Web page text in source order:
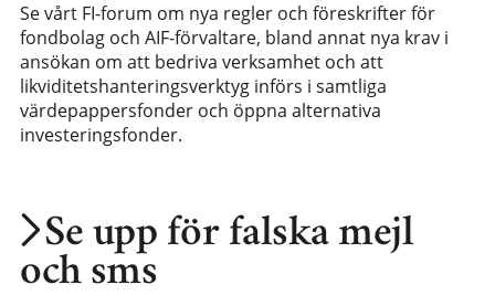
Se upp för falska mejl
och sms
Se vårt FI-forum om nya regler och föreskrifter för
fondbolag och AIF-förvaltare, bland annat nya krav i
ansökan om att bedriva verksamhet och att
likviditetshanteringsverktyg införs i samtliga
värdepappersfonder och öppna alternativa
investeringsfonder.